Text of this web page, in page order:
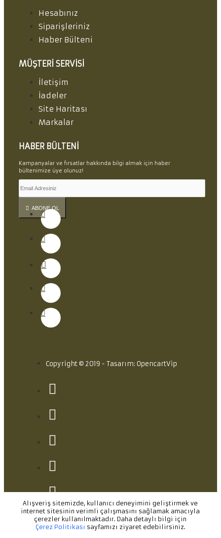
Hesabınız
Siparişleriniz
Haber Bülteni
MÜŞTERI SERVISI
İletişim
İadeler
Site Haritası
Markalar
HABER BÜLTENI
Kampanyalar ve fırsatlar hakkında bilgi almak için haber
bültenimize üye olunuz!
ABONE OL
Copyright © 2019 - Tasarım: OpencartVip
Alışveriş sitemizde, kullanıcı deneyimini geliştirmek ve
internet sitesinin verimli çalışmasını sağlamak amacıyla
çerezler kullanılmaktadır. Daha detaylı bilgi için
Çerez Politikası sayfamızı ziyaret edebilirsiniz.